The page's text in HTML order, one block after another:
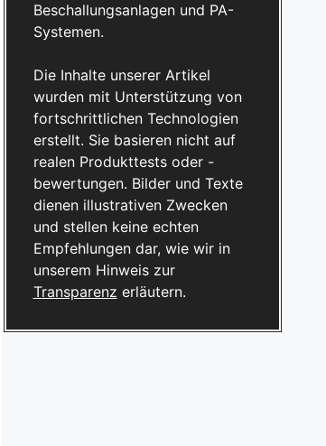
Beschallungsanlagen und PA-
Systemen.
Die Inhalte unserer Artikel
wurden mit Unterstützung von
fortschrittlichen Technologien
erstellt. Sie basieren nicht auf
realen Produkttests oder -
bewertungen. Bilder und Texte
dienen illustrativen Zwecken
und stellen keine echten
Empfehlungen dar, wie wir in
unserem Hinweis zur
Transparenz erläutern.